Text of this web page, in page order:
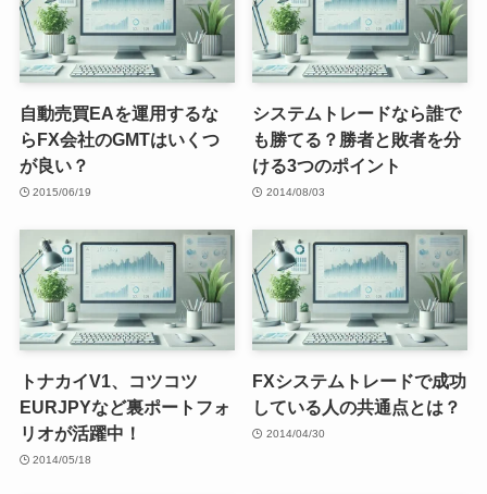
自動売買EAを運用するな
らFX会社のGMTはいくつ
が良い？
2015/06/19
システムトレードなら誰で
も勝てる？勝者と敗者を分
ける3つのポイント
2014/08/03
トナカイV1、コツコツ
EURJPYなど裏ポートフォ
リオが活躍中！
2014/05/18
FXシステムトレードで成功
している人の共通点とは？
2014/04/30